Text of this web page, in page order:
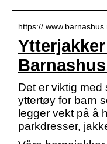
https://
Det er viktig med
yttertøy for barn
legger vekt på å
parkdresser,